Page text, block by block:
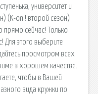
университет и
(K-on!! второй сезон)
прямо сейчас! Только
Для этого выберите
просмотром всех
в хорошем качестве.
чтобы в Вашей
вида кружки по